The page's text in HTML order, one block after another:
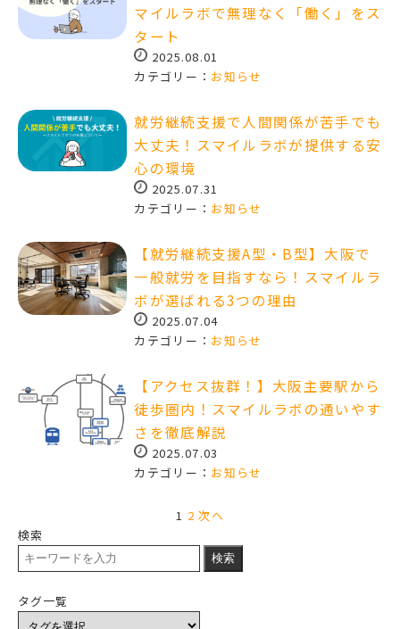
マイルラボで無理なく「働く」をス
タート
2025.08.01
カテゴリー： お知らせ
就労継続支援で人間関係が苦手でも
大丈夫！スマイルラボが提供する安
心の環境
2025.07.31
カテゴリー： お知らせ
【就労継続支援A型・B型】大阪で
一般就労を目指すなら！スマイルラ
ボが選ばれる3つの理由
2025.07.04
カテゴリー： お知らせ
【アクセス抜群！】大阪主要駅から
徒歩圏内！スマイルラボの通いやす
さを徹底解説
2025.07.03
カテゴリー： お知らせ
1 2 次へ
検索
検索
タグ一覧